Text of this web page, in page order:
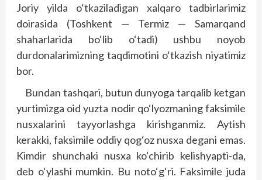
Joriy yilda o‘tkaziladigan xalqaro tadbirlarimiz
doirasida (Toshkent — Termiz — Samarqand
shaharlarida bo‘lib o‘tadi) ushbu noyob
durdonalarimizning taqdimotini o‘tkazish niyatimiz
bor.
Bundan tashqari, butun dunyoga tarqalib ketgan
yurtimizga oid yuzta nodir qo‘lyozmaning faksimile
nusxalarini tayyorlashga kirishganmiz. Aytish
kerakki, faksimile oddiy qog‘oz nusxa degani emas.
Kimdir shunchaki nusxa ko‘chirib kelishyapti-da,
deb o‘ylashi mumkin. Bu noto‘g‘ri. Faksimile juda